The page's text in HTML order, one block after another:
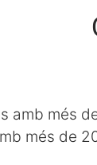
amb més
més de